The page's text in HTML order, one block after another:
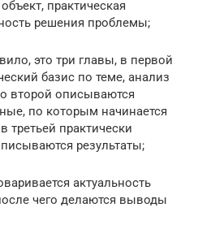
практическая
решения проблемы;
это три главы, в первой
базис по теме, анализ
второй описываются
по которым начинается
третьей практически
результаты;
актуальность
чего делаются выводы